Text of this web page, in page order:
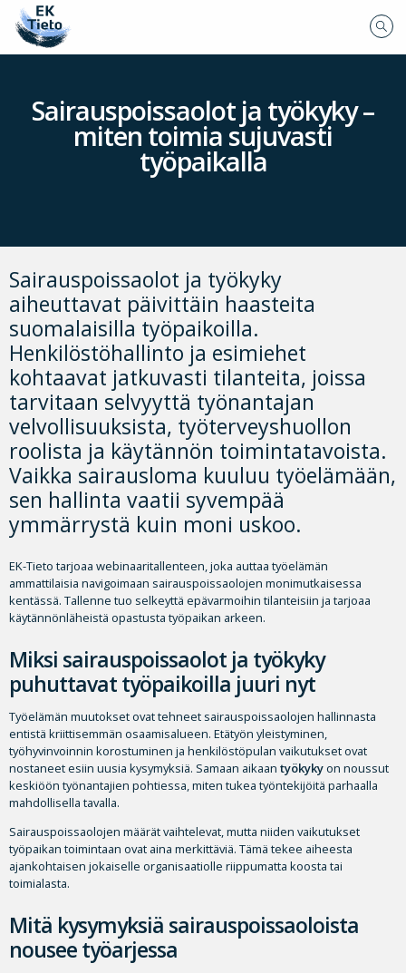
Sairauspoissaolot ja työkyky –
miten toimia sujuvasti
työpaikalla
Sairauspoissaolot ja työkyky
aiheuttavat päivittäin haasteita
suomalaisilla työpaikoilla.
Henkilöstöhallinto ja esimiehet
kohtaavat jatkuvasti tilanteita, joissa
tarvitaan selvyyttä työnantajan
velvollisuuksista, työterveyshuollon
roolista ja käytännön toimintatavoista.
Vaikka sairausloma kuuluu työelämään,
sen hallinta vaatii syvempää
ymmärrystä kuin moni uskoo.
EK-Tieto tarjoaa webinaaritallenteen, joka auttaa työelämän
ammattilaisia navigoimaan sairauspoissaolojen monimutkaisessa
kentässä. Tallenne tuo selkeyttä epävarmoihin tilanteisiin ja tarjoaa
käytännönläheistä opastusta työpaikan arkeen.
Miksi sairauspoissaolot ja työkyky
puhuttavat työpaikoilla juuri nyt
Työelämän muutokset ovat tehneet sairauspoissaolojen hallinnasta
entistä kriittisemmän osaamisalueen. Etätyön yleistyminen,
työhyvinvoinnin korostuminen ja henkilöstöpulan vaikutukset ovat
nostaneet esiin uusia kysymyksiä. Samaan aikaan työkykyon noussut
keskiöön työnantajien pohtiessa, miten tukea työntekijöitä parhaalla
mahdollisella tavalla.
Sairauspoissaolojen määrät vaihtelevat, mutta niiden vaikutukset
työpaikan toimintaan ovat aina merkittäviä. Tämä tekee aiheesta
ajankohtaisen jokaiselle organisaatiolle riippumatta koosta tai
toimialasta.
Mitä kysymyksiä sairauspoissaoloista
nousee työarjessa